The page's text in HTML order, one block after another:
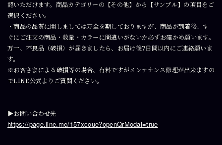
認いただけます。商品カテゴリーの【その他】から【サンプル】の項目をご
選択ください。
・商品の品質に関しましては万全を期しておりますが、商品が到着後、す
ぐにご注文の商品・数量・カラーに間違いがないか必ずお確かめ願います。
万一、不良品（破損）が届きましたら、お届け後7日間以内にご連絡願いま
す。
※お客さまによる破損等の場合、有料ですがメンテナンス修理が出来ますの
でLINE公式よりご質問ください。
▶︎お問い合わせ先
https://page.line.me/157xcoue?openQrModal=true